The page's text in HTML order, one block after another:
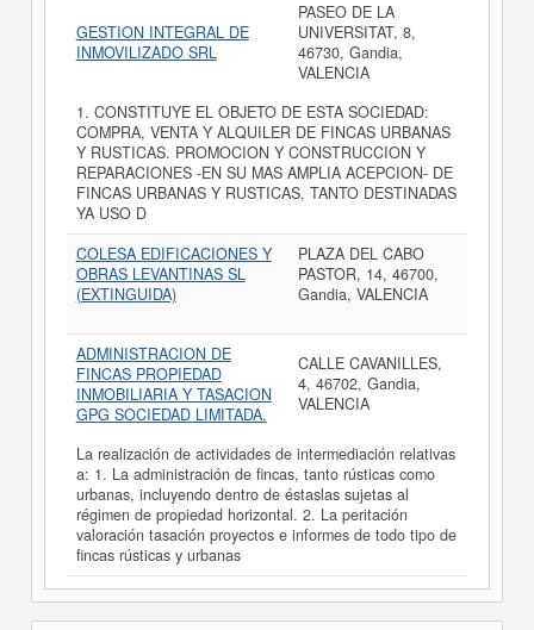
GESTION INTEGRAL DE
INMOVILIZADO SRL
PASEO DE LA
UNIVERSITAT, 8,
46730, Gandia,
VALENCIA
1. CONSTITUYE EL OBJETO DE ESTA SOCIEDAD:
COMPRA, VENTA Y ALQUILER DE FINCAS URBANAS
Y RUSTICAS. PROMOCION Y CONSTRUCCION Y
REPARACIONES -EN SU MAS AMPLIA ACEPCION- DE
FINCAS URBANAS Y RUSTICAS, TANTO DESTINADAS
YA USO D
COLESA EDIFICACIONES Y
OBRAS LEVANTINAS SL
(EXTINGUIDA)
PLAZA DEL CABO
PASTOR, 14, 46700,
Gandia, VALENCIA
ADMINISTRACION DE
FINCAS PROPIEDAD
INMOBILIARIA Y TASACION
GPG SOCIEDAD LIMITADA.
CALLE CAVANILLES,
4, 46702, Gandia,
VALENCIA
La realización de actividades de intermediación relativas
a: 1. La administración de fincas, tanto rústicas como
urbanas, incluyendo dentro de éstaslas sujetas al
régimen de propiedad horizontal. 2. La peritación
valoración tasación proyectos e informes de todo tipo de
fincas rústicas y urbanas